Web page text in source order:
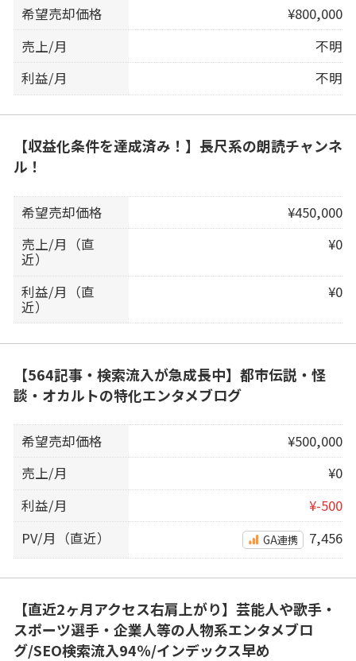
希望売却価格
¥800,000
売上/月
不明
利益/月
不明
【収益化条件を達成済み！】長尺系の朗読チャンネ
ル！
希望売却価格
¥450,000
売上/月（直
近）
¥0
利益/月（直
近）
¥0
【564記事・検索流入が急成長中】都市伝説・怪
談・オカルトの特化エンタメブログ
希望売却価格
¥500,000
売上/月
¥0
利益/月
¥-500
PV/月（直近）
GA連携 7,456
【直近2ヶ月アクセス右肩上がり】芸能人や歌手・
スポーツ選手・企業人等の人物系エンタメブロ
グ/SEO検索流入94％/インデックス早め